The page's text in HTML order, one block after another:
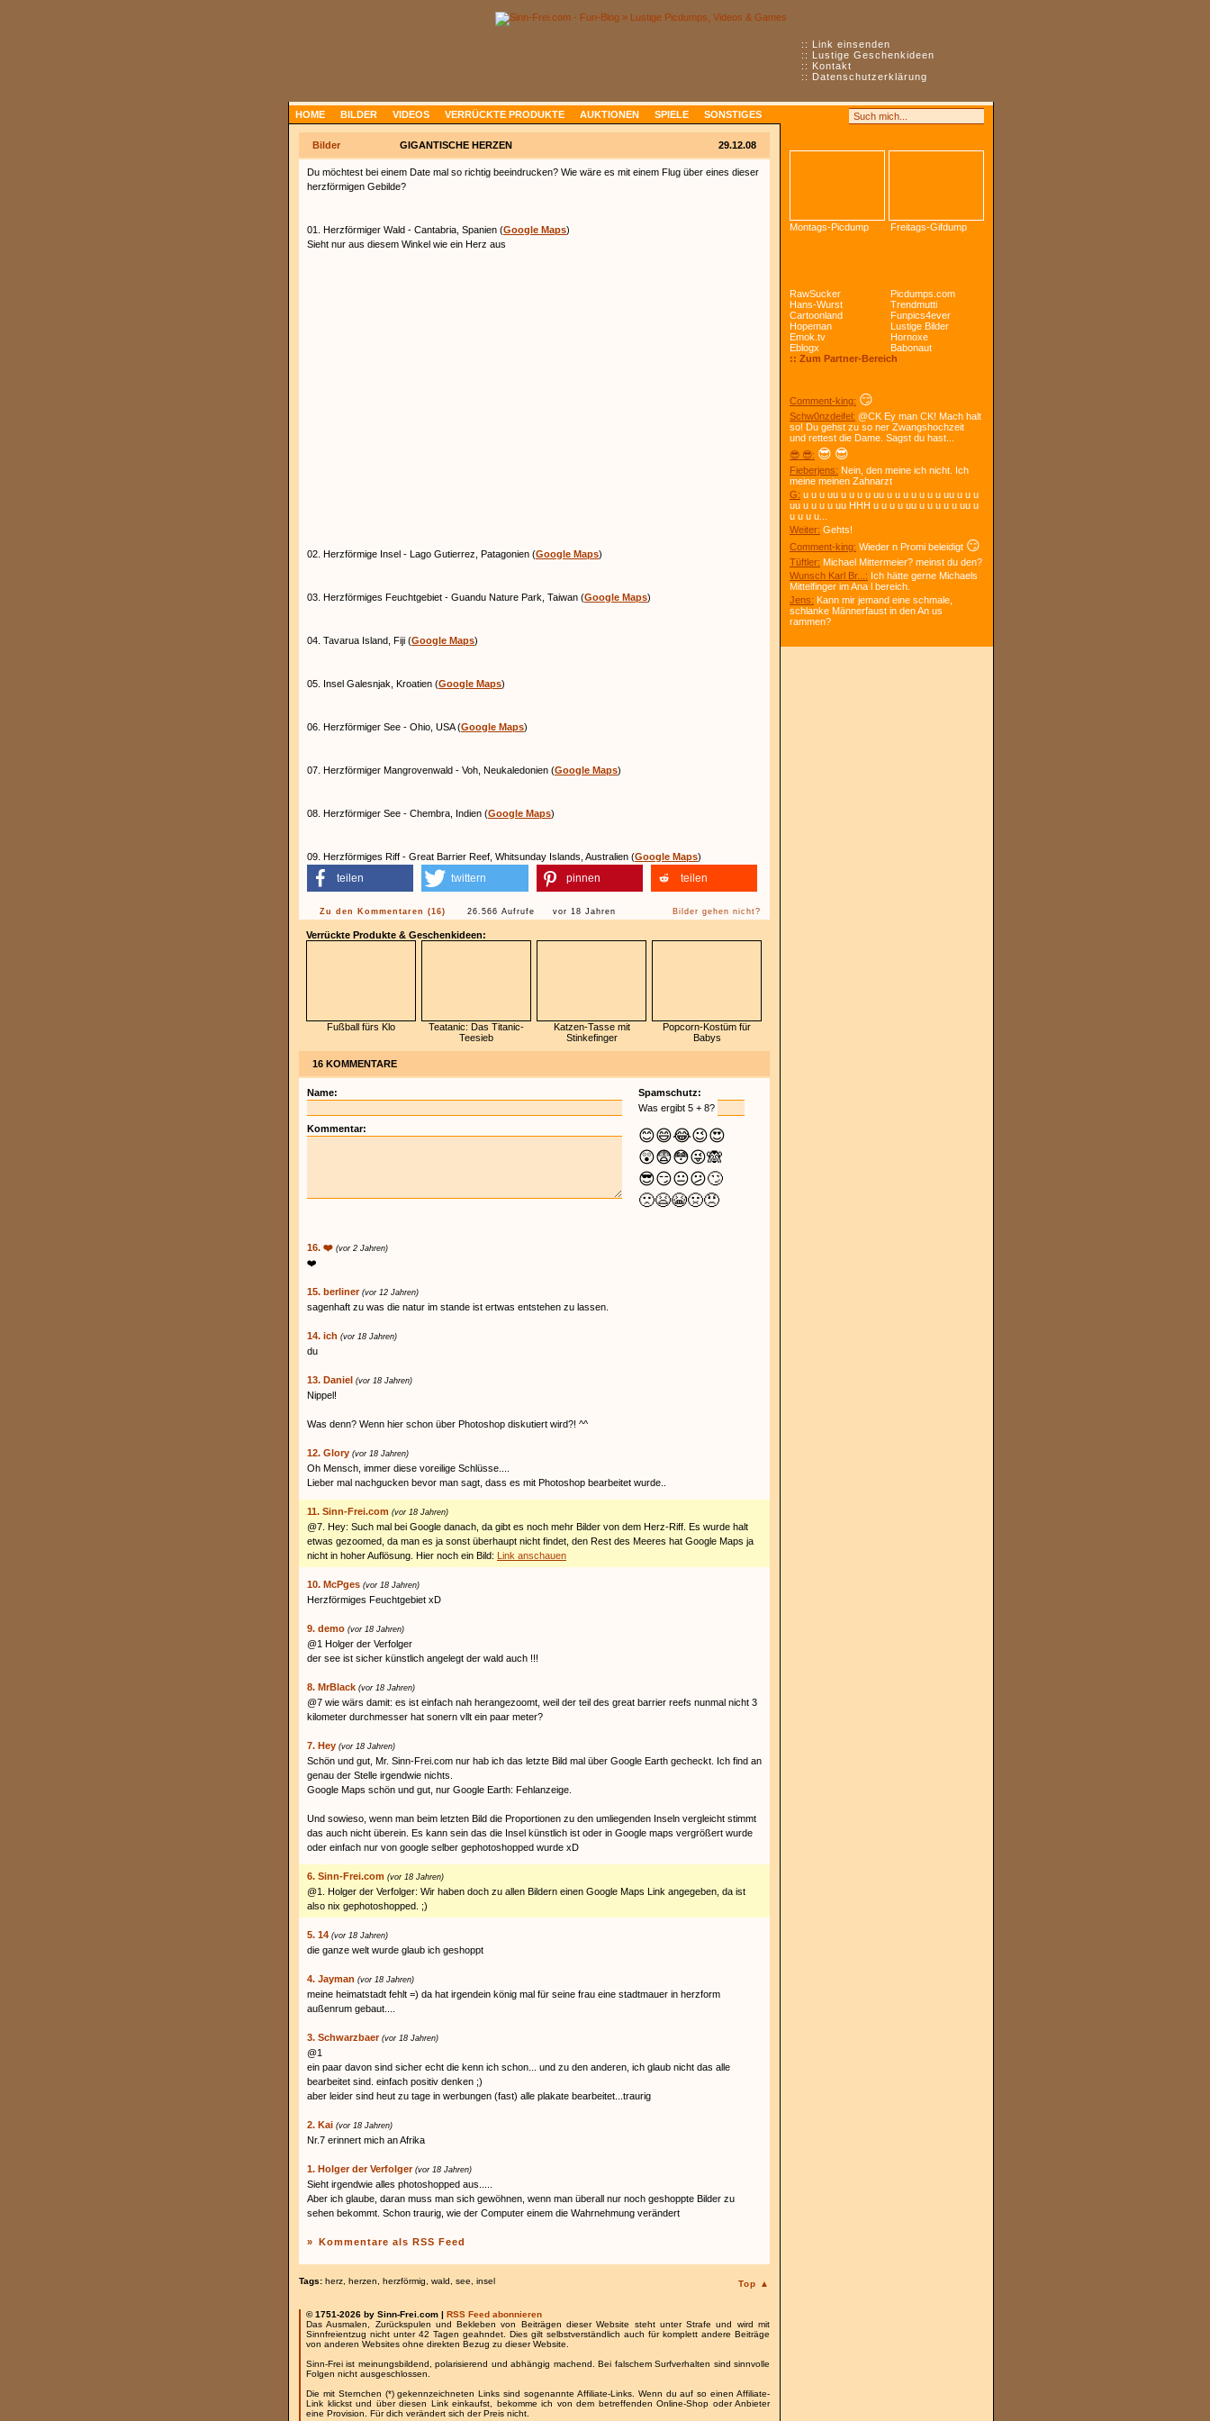
:: Link einsenden
:: Lustige Geschenkideen
:: Kontakt
:: Datenschutzerklärung
HOME BILDER VIDEOS VERRÜCKTE PRODUKTE AUKTIONEN SPIELE SONSTIGES
Bilder 29.12.08
GIGANTISCHE HERZEN
Du möchtest bei einem Date mal so richtig beeindrucken? Wie wäre es mit einem Flug über eines dieser
herzförmigen Gebilde?
01. Herzförmiger Wald - Cantabria, Spanien (Google Maps)
Sieht nur aus diesem Winkel wie ein Herz aus
02. Herzförmige Insel - Lago Gutierrez, Patagonien (Google Maps)
03. Herzförmiges Feuchtgebiet - Guandu Nature Park, Taiwan (Google Maps)
04. Tavarua Island, Fiji (Google Maps)
05. Insel Galesnjak, Kroatien (Google Maps)
06. Herzförmiger See - Ohio, USA (Google Maps)
07. Herzförmiger Mangrovenwald - Voh, Neukaledonien (Google Maps)
08. Herzförmiger See - Chembra, Indien (Google Maps)
09. Herzförmiges Riff - Great Barrier Reef, Whitsunday Islands, Australien (Google Maps)
teilen twittern pinnen teilen
Zu den Kommentaren (16) 26.566 Aufrufe vor 18 Jahren Bilder gehen nicht?
Verrückte Produkte & Geschenkideen:
Fußball fürs Klo
Teatanic: Das Titanic-
Teesieb
Katzen-Tasse mit
Stinkefinger
Popcorn-Kostüm für
Babys
16 KOMMENTARE
Spamschutz:
Was ergibt 5 + 8?
😊😄😂😉😍
😲😨😳😜🙈
😎😏😐😕🙄
🙁😫😭🤢😠
Name:
Kommentar:
16. ❤️‍ (vor 2 Jahren)
❤️‍
15. berliner (vor 12 Jahren)
sagenhaft zu was die natur im stande ist ertwas entstehen zu lassen.
14. ich (vor 18 Jahren)
du
13. Daniel (vor 18 Jahren)
Nippel!
Was denn? Wenn hier schon über Photoshop diskutiert wird?! ^^
12. Glory (vor 18 Jahren)
Oh Mensch, immer diese voreilige Schlüsse....
Lieber mal nachgucken bevor man sagt, dass es mit Photoshop bearbeitet wurde..
11. Sinn-Frei.com (vor 18 Jahren)
@7. Hey: Such mal bei Google danach, da gibt es noch mehr Bilder von dem Herz-Riff. Es wurde halt
etwas gezoomed, da man es ja sonst überhaupt nicht findet, den Rest des Meeres hat Google Maps ja
nicht in hoher Auflösung. Hier noch ein Bild: Link anschauen
10. McPges (vor 18 Jahren)
Herzförmiges Feuchtgebiet xD
9. demo (vor 18 Jahren)
@1 Holger der Verfolger
der see ist sicher künstlich angelegt der wald auch !!!
8. MrBlack (vor 18 Jahren)
@7 wie wärs damit: es ist einfach nah herangezoomt, weil der teil des great barrier reefs nunmal nicht 3
kilometer durchmesser hat sonern vllt ein paar meter?
7. Hey (vor 18 Jahren)
Schön und gut, Mr. Sinn-Frei.com nur hab ich das letzte Bild mal über Google Earth gecheckt. Ich find an
genau der Stelle irgendwie nichts.
Google Maps schön und gut, nur Google Earth: Fehlanzeige.
Und sowieso, wenn man beim letzten Bild die Proportionen zu den umliegenden Inseln vergleicht stimmt
das auch nicht überein. Es kann sein das die Insel künstlich ist oder in Google maps vergrößert wurde
oder einfach nur von google selber gephotoshopped wurde xD
6. Sinn-Frei.com (vor 18 Jahren)
@1. Holger der Verfolger: Wir haben doch zu allen Bildern einen Google Maps Link angegeben, da ist
also nix gephotoshopped. ;)
5. 14 (vor 18 Jahren)
die ganze welt wurde glaub ich geshoppt
4. Jayman (vor 18 Jahren)
meine heimatstadt fehlt =) da hat irgendein könig mal für seine frau eine stadtmauer in herzform
außenrum gebaut....
3. Schwarzbaer (vor 18 Jahren)
@1
ein paar davon sind sicher echt die kenn ich schon... und zu den anderen, ich glaub nicht das alle
bearbeitet sind. einfach positiv denken ;)
aber leider sind heut zu tage in werbungen (fast) alle plakate bearbeitet...traurig
2. Kai (vor 18 Jahren)
Nr.7 erinnert mich an Afrika
1. Holger der Verfolger (vor 18 Jahren)
Sieht irgendwie alles photoshopped aus.....
Aber ich glaube, daran muss man sich gewöhnen, wenn man überall nur noch geshoppte Bilder zu
sehen bekommt. Schon traurig, wie der Computer einem die Wahrnehmung verändert
» Kommentare als RSS Feed
Top ▲
Tags: herz herzen herzförmig wald see insel
© 1751-2026 by Sinn-Frei.com | RSS Feed abonnieren
Das Ausmalen, Zurückspulen und Bekleben von Beiträgen dieser Website steht unter Strafe und wird mit
Sinnfreientzug nicht unter 42 Tagen geahndet. Dies gilt selbstverständlich auch für komplett andere Beiträge
von anderen Websites ohne direkten Bezug zu dieser Website.
Sinn-Frei ist meinungsbildend, polarisierend und abhängig machend. Bei falschem Surfverhalten sind sinnvolle
Folgen nicht ausgeschlossen.
Die mit Sternchen (*) gekennzeichneten Links sind sogenannte Affiliate-Links. Wenn du auf so einen Affiliate-
Link klickst und über diesen Link einkaufst, bekomme ich von dem betreffenden Online-Shop oder Anbieter
eine Provision. Für dich verändert sich der Preis nicht.
Montags-Picdump Freitags-Gifdump
RawSucker
Picdumps.com
Hans-Wurst
Trendmutti
Cartoonland
Funpics4ever
Hopeman
Lustige Bilder
Emok.tv
Hornoxe
Eblogx
Babonaut
:: Zum Partner-Bereich
Comment-king: 😏
Schw0nzdeifel: @CK Ey man CK! Mach halt
so! Du gehst zu so ner Zwangshochzeit
und rettest die Dame. Sagst du hast...
😎 😎: 😎 😎
Fieberjens: Nein, den meine ich nicht. Ich
meine meinen Zahnarzt
G: u u u uu u u u u uu u u u u u u u uu u u u
uu u u u u uu HHH u u u u uu u u u u u uu u
u u u u...
Weiter: Gehts!
Comment-king: Wieder n Promi beleidigt 😏
Tüftler: Michael Mittermeier? meinst du den?
Wunsch Karl Br...: Ich hätte gerne Michaels
Mittelfinger im Ana l bereich.
Jens: Kann mir jemand eine schmale,
schlanke Männerfaust in den An us
rammen?